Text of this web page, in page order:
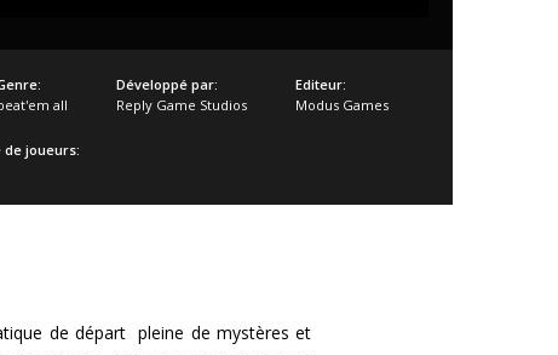
all
Développé par:
Reply Game Studios
Editeur:
Modus Games
de joueurs:
de départ pleine de mystères et